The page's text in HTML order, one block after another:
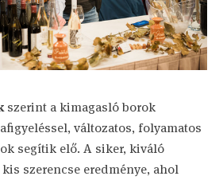
szerint a kimagasló borok
változatos, folyamatos
segítik elő. A siker, kiváló
szerencse eredménye, ahol